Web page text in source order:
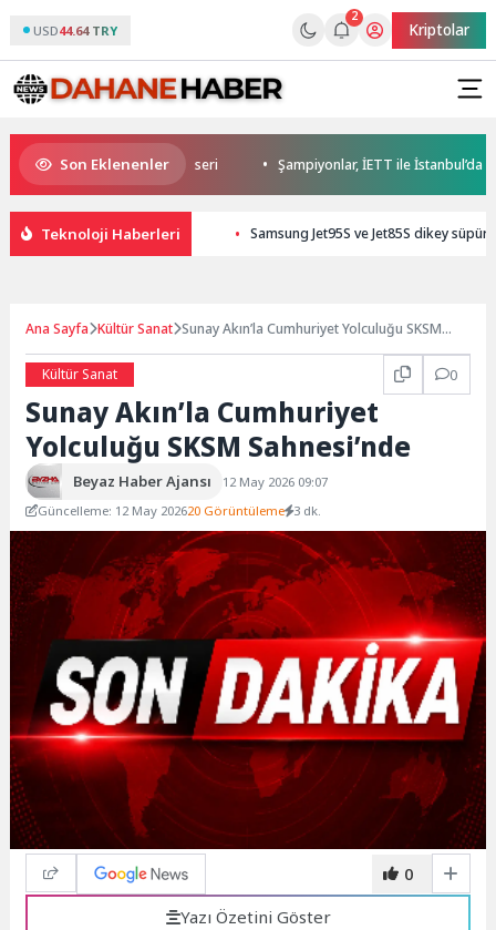
USD44.64 TRY
2
Kriptolar
Son Eklenenler
Didim’de Yaz Konseri Şampiyonlar, İETT ile İstanbul’da
Teknoloji Haberleri Samsung Jet95S ve Jet85S dikey
Ana Sayfa Kültür Sanat Sunay Akın’la Cumhuriyet Yolculuğu SKSM
Kültür Sanat
0
Sunay Akın’la Cumhuriyet
Yolculuğu SKSM Sahnesi’nde
Beyaz Haber Ajansı
12 May 2026 09:07
Güncelleme: 12 May 202620 Görüntüleme 3 dk.
0
Yazı Özetini Göster